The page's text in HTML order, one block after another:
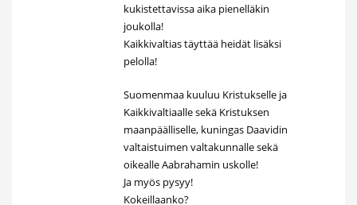
kukistettavissa aika pienelläkin
joukolla!
Kaikkivaltias täyttää heidät lisäksi
pelolla!
Suomenmaa kuuluu Kristukselle ja
Kaikkivaltiaalle sekä Kristuksen
maanpäälliselle, kuningas Daavidin
valtaistuimen valtakunnalle sekä
oikealle Aabrahamin uskolle!
Ja myös pysyy!
Kokeillaanko?